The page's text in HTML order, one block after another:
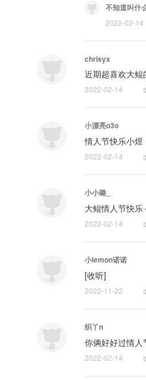
不知道叫什
2022-02-14
chrisyx
近期超喜欢大
2022-02-14
小漂亮o3o
情人节快乐小
2022-02-14
小小璐_
大鲲情人节快乐
2022-02-14
小lemon诺诺
[收听]
2022-11-22
织丫n
你俩好好过情人
2022-02-14